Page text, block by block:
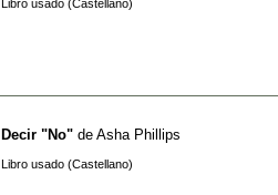
Libro usado (Castellano)
Decir "No" de Asha Phillips
Libro usado (Castellano)